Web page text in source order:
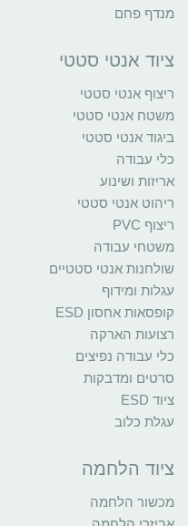
מנדף פחם
ציוד אנטי סטטי
ריצוף אנטי סטטי
משטח אנטי סטטי
ביגוד אנטי סטטי
כלי עבודה
אריזות ושינוע
ריהוט אנטי סטטי
ריצוף PVC
משטחי עבודה
שולחנות אנטי סטטיים
עגלות ומידוף
קופסאות אחסון ESD
רצועות הארקה
כלי עבודה נפיצים
סרטים ומדבקות
ציוד ESD
עגלת כלוב
ציוד הלחמה
מכשור הלחמה